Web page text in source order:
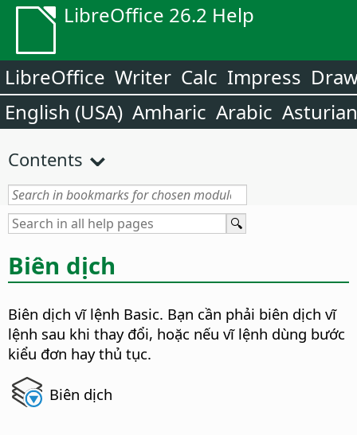
LibreOffice 26.2 Help
LibreOffice Writer Calc Impress
English (USA) Amharic Arabic Asturian
Contents
Biên dịch
Biên dịch vĩ lệnh Basic. Bạn cần phải biên dịch vĩ
lệnh sau khi thay đổi, hoặc nếu vĩ lệnh dùng bước
kiểu đơn hay thủ tục.
Biên dịch